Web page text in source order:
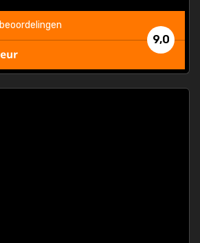
9,0
beoordelingen